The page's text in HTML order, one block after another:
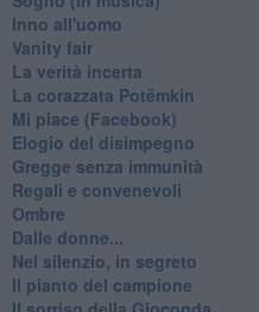
Inno all'uomo
Vanity fair
La verità incerta
La corazzata Potëmkin
Mi piace (Facebook)
Elogio del disimpegno
Gregge senza immunità
Regali e convenevoli
Ombre
Dalle donne...
Nel silenzio, in segreto
Il pianto del campione